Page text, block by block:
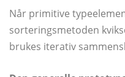
Når primitive
sorteringsmetoden
brukes iterativ